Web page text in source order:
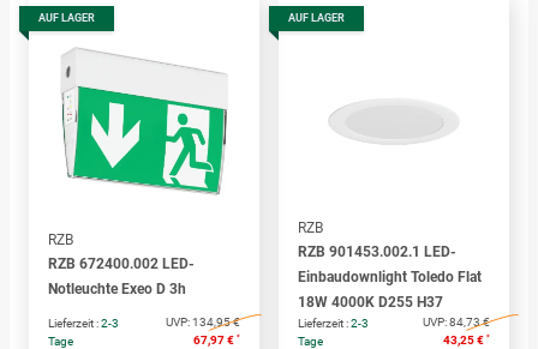
AUF LAGER
RZB
RZB 672400.002 LED-
Notleuchte Exeo D 3h
Lieferzeit :2-3
Tage
UVP:134,95 €
67,97 € *
AUF LAGER
RZB
RZB 901453.002.1 LED-
Einbaudownlight Toledo Flat
18W 4000K D255 H37
Lieferzeit :2-3
Tage
UVP:84,73 €
43,25 € *